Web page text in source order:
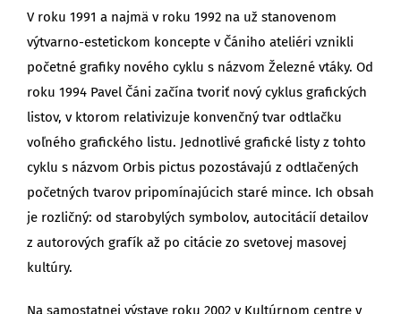
V roku 1991 a najmä v roku 1992 na už stanovenom
výtvarno-estetickom koncepte v Čániho ateliéri vznikli
početné grafiky nového cyklu s názvom Železné vtáky. Od
roku 1994 Pavel Čáni začína tvoriť nový cyklus grafických
listov, v ktorom relativizuje konvenčný tvar odtlačku
voľného grafického listu. Jednotlivé grafické listy z tohto
cyklu s názvom Orbis pictus pozostávajú z odtlačených
početných tvarov pripomínajúcich staré mince. Ich obsah
je rozličný: od starobylých symbolov, autocitácií detailov
z autorových grafík až po citácie zo svetovej masovej
kultúry.
Na samostatnej výstave roku 2002 v Kultúrnom centre v